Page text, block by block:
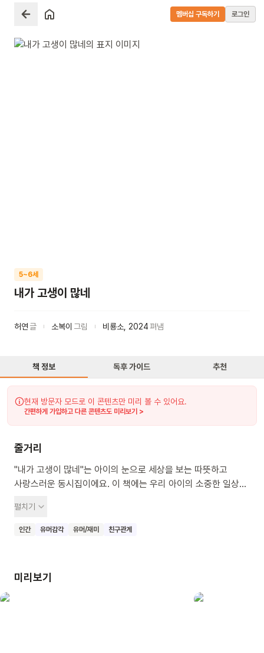
멤버십 구독하기 로그인
5~6세
내가 고생이 많네
허연 글 소복이 그림 비룡소 2024펴냄
책 정보 독후 가이드 추천
현재 방문자 모드로 이 콘텐츠만 미리 볼 수 있어요.
간편하게 가입하고 다른 콘텐츠도 미리보기 >
줄거리
"내가 고생이 많네"는 아이의 눈으로 세상을 보는 따뜻하고
사랑스러운 동시집이에요. 이 책에는 우리 아이의 소중한 일상과
이 책을 읽으며 평범한 하루도 얼마나 특별하고 재미있는지
깨달을 수 있을 거예요. 세상을 향한 호기심 가득한 시선과
펼치기
인간 유머감각 유머/재미 친구관계
미리보기